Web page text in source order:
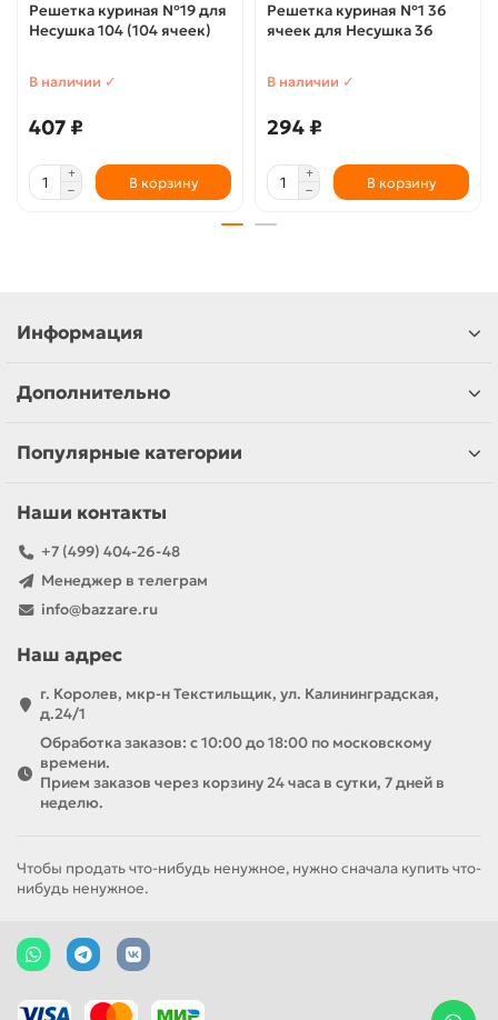
Решетка куриная №19 для
Несушка 104 (104 ячеек)
В наличии ✓
407 ₽
В корзину
Решетка куриная №1 36
ячеек для Несушка 36
В наличии ✓
294 ₽
В корзину
Информация
Дополнительно
Популярные категории
Наши контакты
+7 (499) 404-26-48
Менеджер в телеграм
info@bazzare.ru
Наш адрес
г. Королев, мкр-н Текстильщик, ул. Калининградская,
д.24/1
Обработка заказов: с 10:00 до 18:00 по московскому
времени.
Прием заказов через корзину 24 часа в сутки, 7 дней в
неделю.
Чтобы продать что-нибудь ненужное, нужно сначала купить что-
нибудь ненужное.